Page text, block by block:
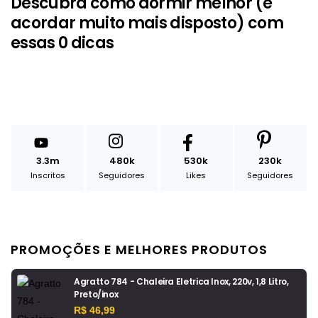
acordar muito mais disposto) com
essas 0 dicas
3.3m
Inscritos
480k
Seguidores
530k
Likes
230k
Seguidores
PROMOÇÕES E MELHORES PRODUTOS
Agratto 784 - Chaleira Eletrica Inox, 220v, 1,8 Litro,
Preto/inox
R$ 46,99